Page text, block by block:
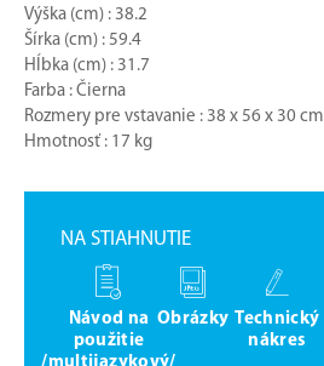
Výška (cm) : 38.2
Šírka (cm) : 59.4
Hĺbka (cm) : 31.7
Farba : Čierna
Rozmery pre vstavanie : 38 x 56 x 30 cm
Hmotnosť : 17 kg
NA STIAHNUTIE
Návod na
použitie
/multijazykový/
Obrázky Technický
nákres